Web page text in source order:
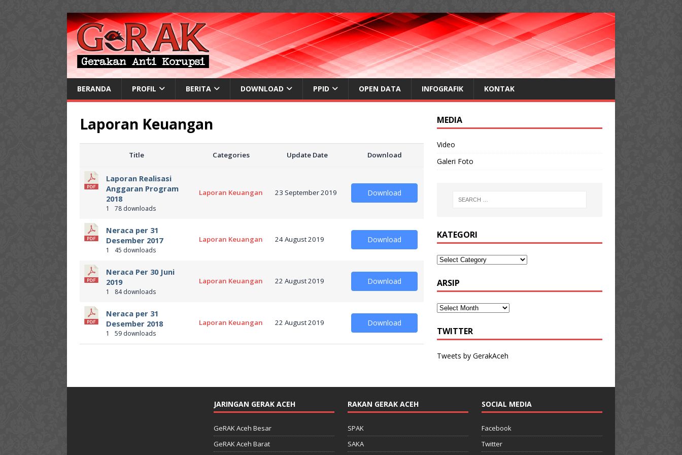
BERANDA PROFIL BERITA DOWNLOAD PPID OPEN DATA INFOGRAFIK KONTAK
Laporan Keuangan
Title Categories Update Date Download
Laporan Realisasi
Anggaran Program
2018
1 78 downloads
Laporan Keuangan 23 September 2019 Download
Neraca per 31
Desember 2017
1 45 downloads
Laporan Keuangan 24 August 2019 Download
Neraca Per 30 Juni
2019
1 84 downloads
Laporan Keuangan 22 August 2019 Download
Neraca per 31
Desember 2018
1 59 downloads
Laporan Keuangan 22 August 2019 Download
MEDIA
Video
Galeri Foto
KATEGORI
ARSIP
TWITTER
Tweets by GerakAceh
JARINGAN GERAK ACEH
GeRAK Aceh Besar
GeRAK Aceh Barat
RAKAN GERAK ACEH
SPAK
SAKA
SOCIAL MEDIA
Facebook
Twitter